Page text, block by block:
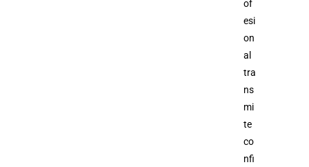
of
esi
on
al
tra
ns
mi
te
co
nfi